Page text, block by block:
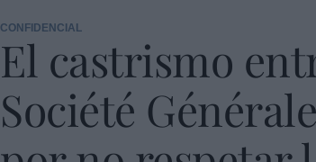
CONFIDENCIAL
El castrismo
Société